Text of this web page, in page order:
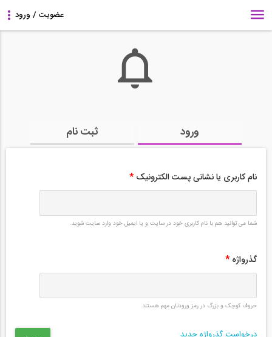
ورود ثبت نام
نام کاربری یا نشانی پست الکترونیک *
شما می توانید هم با نام کاربری خود در سایت و یا ایمیل خود وارد سایت شوید.
گذرواژه *
حروف کوچک و بزرگ در رمز ورودتان مهم هستند.